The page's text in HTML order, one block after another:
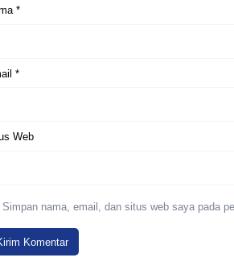
*
*
Web
Simpan nama, email, dan situs web saya pada